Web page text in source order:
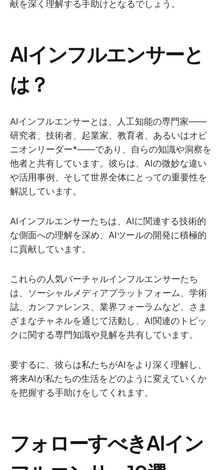
献を深く理解する手助けとなるでしょう。
AIインフルエンサーと
は？
AIインフルエンサーとは、人工知能の専門家——
研究者、技術者、起業家、教育者、あるいはオピ
ニオンリーダー*——であり、自らの知識や洞察を
他者と共有しています。彼らは、AIの微妙な違い
や活用事例、そして世界全体にとっての重要性を
解説しています。
AIインフルエンサーたちは、AIに関連する技術的
な側面への理解を深め、AIツールの開発に積極的
に貢献しています。
これらの人気バーチャルインフルエンサーたち
は、ソーシャルメディアプラットフォーム、学術
誌、カンファレンス、業界フォーラムなど、さま
ざまなチャネルを通じて活動し、AI関連のトピッ
クに関する専門知識や見解を共有しています。
要するに、彼らは私たちがAIをより深く理解し、
将来AIが私たちの生活をどのように変えていくか
を把握する手助けをしてくれます。
フォローすべきAIイン